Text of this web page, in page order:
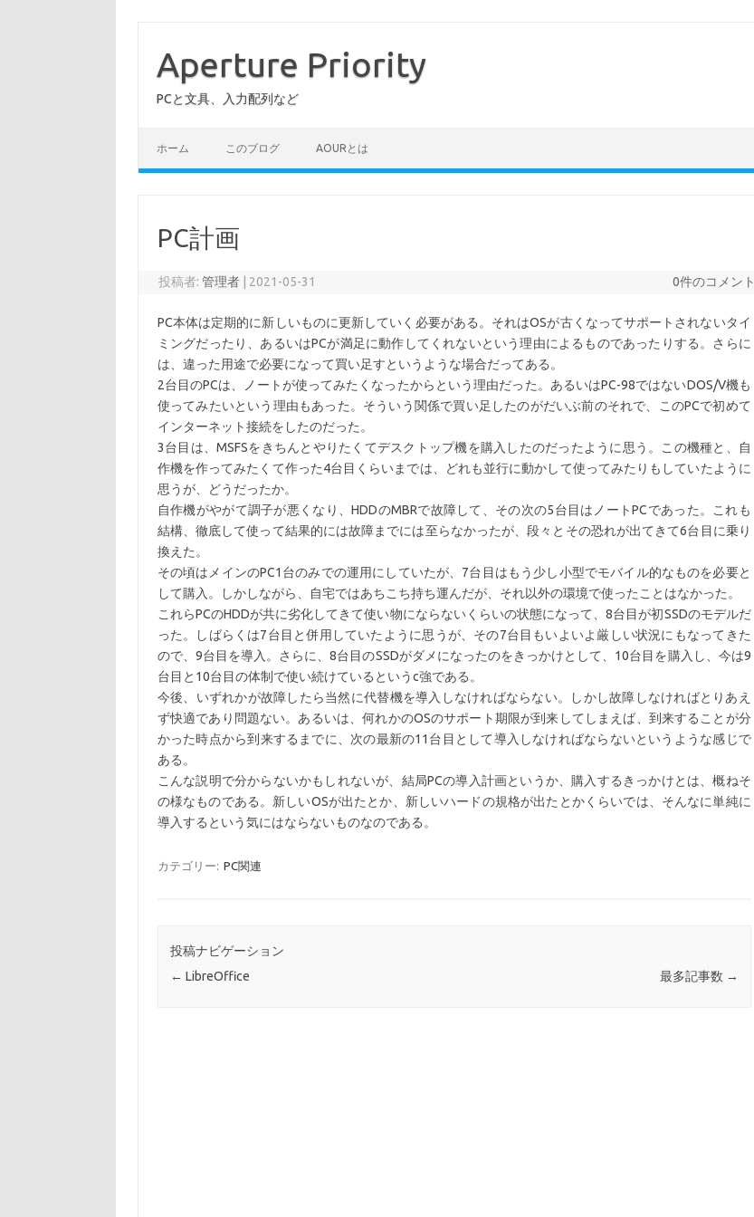
Aperture Priority
PCと文具、入力配列など
ホーム このブログ AOURとは
PC計画
投稿者:管理者 2021-05-31 0件のコメント
PC本体は定期的に新しいものに更新していく必要がある。それはOSが古くなってサポートされないタイ
ミングだったり、あるいはPCが満足に動作してくれないという理由によるものであったりする。さらに
は、違った用途で必要になって買い足すというような場合だってある。
2台目のPCは、ノートが使ってみたくなったからという理由だった。あるいはPC-98ではないDOS/V機も
使ってみたいという理由もあった。そういう関係で買い足したのがだいぶ前のそれで、このPCで初めて
インターネット接続をしたのだった。
3台目は、MSFSをきちんとやりたくてデスクトップ機を購入したのだったように思う。この機種と、自
作機を作ってみたくて作った4台目くらいまでは、どれも並行に動かして使ってみたりもしていたように
思うが、どうだったか。
自作機がやがて調子が悪くなり、HDDのMBRで故障して、その次の5台目はノートPCであった。これも
結構、徹底して使って結果的には故障までには至らなかったが、段々とその恐れが出てきて6台目に乗り
換えた。
その頃はメインのPC1台のみでの運用にしていたが、7台目はもう少し小型でモバイル的なものを必要と
して購入。しかしながら、自宅ではあちこち持ち運んだが、それ以外の環境で使ったことはなかった。
これらPCのHDDが共に劣化してきて使い物にならないくらいの状態になって、8台目が初SSDのモデルだ
った。しばらくは7台目と併用していたように思うが、その7台目もいよいよ厳しい状況にもなってきた
ので、9台目を導入。さらに、8台目のSSDがダメになったのをきっかけとして、10台目を購入し、今は9
台目と10台目の体制で使い続けているというc強である。
今後、いずれかが故障したら当然に代替機を導入しなければならない。しかし故障しなければとりあえ
ず快適であり問題ない。あるいは、何れかのOSのサポート期限が到来してしまえば、到来することが分
かった時点から到来するまでに、次の最新の11台目として導入しなければならないというような感じで
ある。
こんな説明で分からないかもしれないが、結局PCの導入計画というか、購入するきっかけとは、概ねそ
の様なものである。新しいOSが出たとか、新しいハードの規格が出たとかくらいでは、そんなに単純に
導入するという気にはならないものなのである。
カテゴリー: PC関連
投稿ナビゲーション
← LibreOffice 最多記事数 →